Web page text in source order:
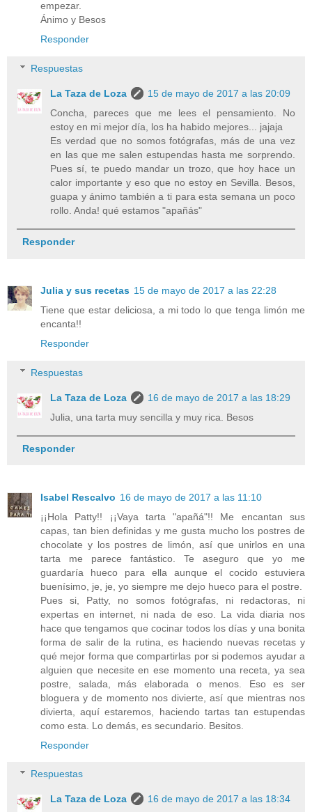
empezar.
Ánimo y Besos
Responder
Respuestas
La Taza de Loza
15 de mayo de 2017 a las 20:09
Concha, pareces que me lees el pensamiento. No
estoy en mi mejor día, los ha habido mejores... jajaja
Es verdad que no somos fotógrafas, más de una vez
en las que me salen estupendas hasta me sorprendo.
Pues sí, te puedo mandar un trozo, que hoy hace un
calor importante y eso que no estoy en Sevilla. Besos,
guapa y ánimo también a ti para esta semana un poco
rollo. Anda! qué estamos "apañás"
Responder
Julia y sus recetas 15 de mayo de 2017 a las 22:28
Tiene que estar deliciosa, a mi todo lo que tenga limón me
encanta!!
Responder
Respuestas
La Taza de Loza
16 de mayo de 2017 a las 18:29
Julia, una tarta muy sencilla y muy rica. Besos
Responder
Isabel Rescalvo 16 de mayo de 2017 a las 11:10
¡¡Hola Patty!! ¡¡Vaya tarta "apañá"!! Me encantan sus
capas, tan bien definidas y me gusta mucho los postres de
chocolate y los postres de limón, así que unirlos en una
tarta me parece fantástico. Te aseguro que yo me
guardaría hueco para ella aunque el cocido estuviera
buenísimo, je, je, yo siempre me dejo hueco para el postre.
Pues si, Patty, no somos fotógrafas, ni redactoras, ni
expertas en internet, ni nada de eso. La vida diaria nos
hace que tengamos que cocinar todos los días y una bonita
forma de salir de la rutina, es haciendo nuevas recetas y
qué mejor forma que compartirlas por si podemos ayudar a
alguien que necesite en ese momento una receta, ya sea
postre, salada, más elaborada o menos. Eso es ser
bloguera y de momento nos divierte, así que mientras nos
divierta, aquí estaremos, haciendo tartas tan estupendas
como esta. Lo demás, es secundario. Besitos.
Responder
Respuestas
La Taza de Loza
16 de mayo de 2017 a las 18:34